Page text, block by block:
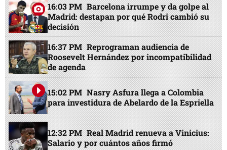
16:03 PM Barcelona irrumpe y da golpe al
Madrid: destapan por qué Rodri cambió su
decisión
16:37 PM Reprograman audiencia de
Roosevelt Hernández por incompatibilidad
de agenda
15:02 PM Nasry Asfura llega a Colombia
para investidura de Abelardo de la Espriella
12:32 PM Real Madrid renueva a Vinicius:
Salario y por cuántos años firmó